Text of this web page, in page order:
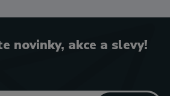
novinky, akce a slevy!